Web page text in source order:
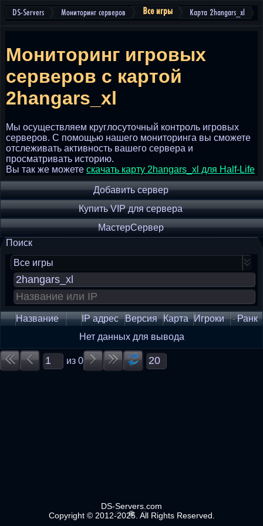
DS-Servers Мониторинг серверов Все игры Карта 2hangars_xl
Мониторинг игровых
серверов с картой
2hangars_xl
Мы осуществляем круглосуточный контроль игровых
серверов. С помощью нашего мониторинга вы сможете
отслеживать активность вашего сервера и
просматривать историю.
Вы так же можете скачать карту 2hangars_xl для Half-Life
Добавить сервер
Купить VIP для сервера
МастерСервер
Поиск
Все игры
Название IP адрес Версия Карта Игроки
Ранк
Нет данных для вывода
из 0
DS-Servers.com
Copyright © 2012-2025. All Rights Reserved.